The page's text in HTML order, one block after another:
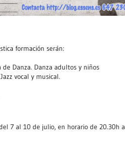
formación serán:
de Danza. Danza adultos y niños
vocal y musical.
7 al 10 de julio, en horario de 20.30h a